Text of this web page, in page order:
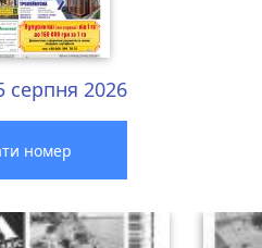
серпня 2026
номер